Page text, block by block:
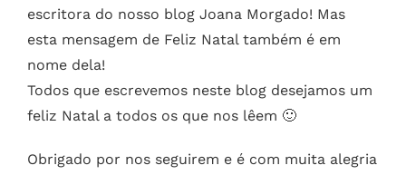
escritora do nosso blog Joana Morgado! Mas
esta mensagem de Feliz Natal também é em
nome dela!
Todos que escrevemos neste blog desejamos um
feliz Natal a todos os que nos lêem 🙂
Obrigado por nos seguirem e é com muita alegria